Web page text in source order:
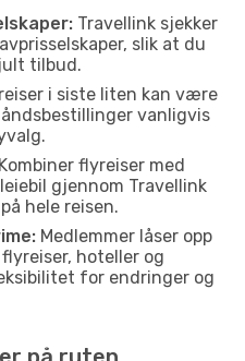
Travellink sjekker
slik at du
tilbud.
i siste liten kan være
vanligvis
Kombiner flyreiser med
gjennom Travellink
hele reisen.
Medlemmer låser opp
hoteller og
for endringer og